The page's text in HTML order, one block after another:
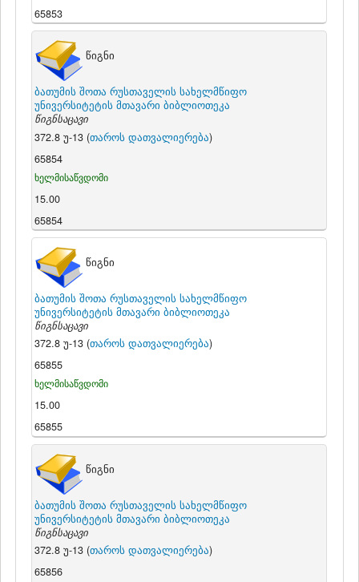
65853
წიგნი
ბათუმის შოთა რუსთაველის სახელმწიფო
უნივერსიტეტის მთავარი ბიბლიოთეკა
წიგნსაცავი
372.8 უ-13 (თაროს დათვალიერება)
65854
ხელმისაწვდომი
15.00
65854
წიგნი
ბათუმის შოთა რუსთაველის სახელმწიფო
უნივერსიტეტის მთავარი ბიბლიოთეკა
წიგნსაცავი
372.8 უ-13 (თაროს დათვალიერება)
65855
ხელმისაწვდომი
15.00
65855
წიგნი
ბათუმის შოთა რუსთაველის სახელმწიფო
უნივერსიტეტის მთავარი ბიბლიოთეკა
წიგნსაცავი
372.8 უ-13 (თაროს დათვალიერება)
65856